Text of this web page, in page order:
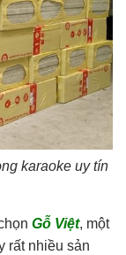
karaoke uy tín
Gỗ Việt, một
rất nhiều sản